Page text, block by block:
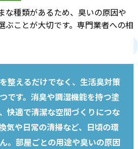
な種類があるため、臭いの原因や
ぶことが大切です。専門業者への相
整えるだけでなく、生活臭対策
です。消臭や調湿機能を持つ塗
快適で清潔な空間づくりにつな
気や日常の清掃など、日頃の環
。部屋ごとの用途や臭いの原因